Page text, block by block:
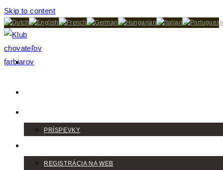
Skip to content
PRÍSPEVKY
REGISTRÁCIA NA WEB